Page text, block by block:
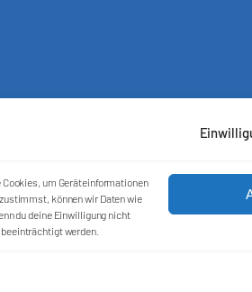
um Geräteinformationen
können wir Daten wie
du deine Einwilligung nicht
werden.
Kontakt
Impressum